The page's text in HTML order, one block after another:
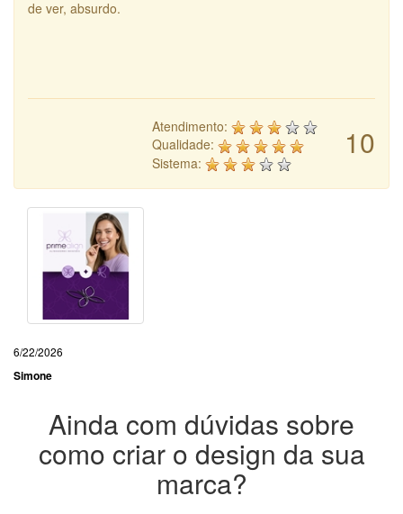
de ver, absurdo.
10
Atendimento:
Qualidade:
Sistema:
6/22/2026
Simone
Ainda com dúvidas sobre
como criar o design da sua
marca?